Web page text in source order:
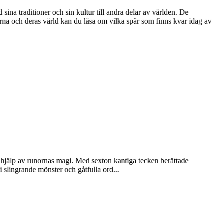
sina traditioner och sin kultur till andra delar av världen. De
och deras värld kan du läsa om vilka spår som finns kvar idag av
av runornas magi. Med sexton kantiga tecken berättade
slingrande mönster och gåtfulla ord...